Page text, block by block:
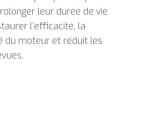
leur durée de vie
l’efficacité, la
du moteur et réduit les